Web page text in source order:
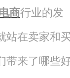
商行业的发
站在卖家和
带来了哪些